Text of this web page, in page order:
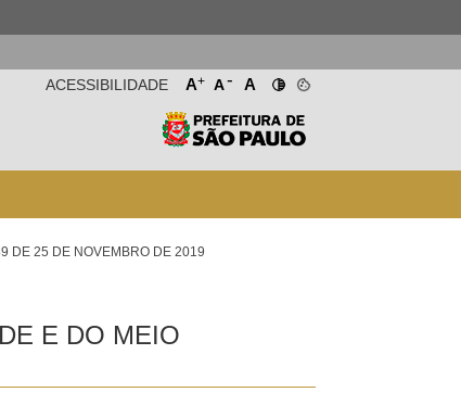
A+ A- A
ACESSIBILIDADE
DE 25 DE NOVEMBRO DE 2019
E DO MEIO